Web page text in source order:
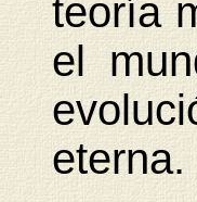
teoría
el
eterna.